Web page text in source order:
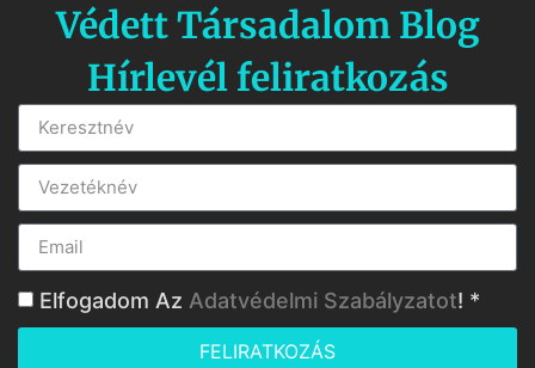
Védett Társadalom Blog
Hírlevél feliratkozás
Elfogadom Az Adatvédelmi Szabályzatot! *
FELIRATKOZÁS